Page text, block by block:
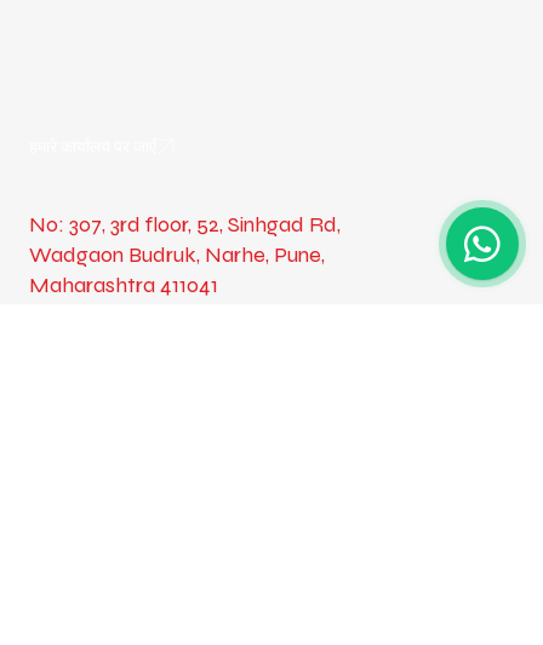
No: 307, 3rd floor, 52, Sinhgad Rd,
Wadgaon Budruk, Narhe, Pune,
Maharashtra 411041